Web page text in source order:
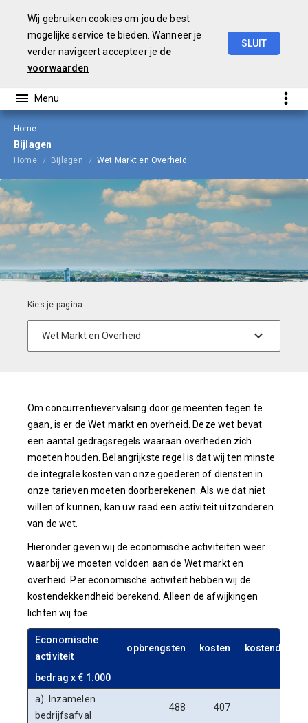
Wij gebruiken cookies om jou de best
mogelijke service te bieden. Wanneer je
verder navigeert accepteer je de
voorwaarden
SLUIT
Home
Bijlagen
Home Bijlagen Wet Markt en Overheid
Om concurrentievervalsing door gemeenten tegen te
gaan, is er de Wet markt en overheid. Deze wet bevat
een aantal gedragsregels waaraan overheden zich
moeten houden. Belangrijkste regel is dat wij ten minste
de integrale kosten van onze goederen of diensten in
onze tarieven moeten doorberekenen. Als we dat niet
willen of kunnen, kan uw raad een activiteit uitzonderen
van de wet.
Hieronder geven wij de economische activiteiten weer
waarbij we moeten voldoen aan de Wet markt en
overheid. Per economische activiteit hebben wij de
kostendekkendheid berekend. Alleen de afwijkingen
lichten wij toe.
Economische
activiteit
opbrengsten kosten
bedrag x € 1.000
a) Inzamelen
bedrijfsafval
488 407